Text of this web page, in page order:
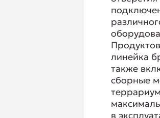
линейка
также
сборные
в